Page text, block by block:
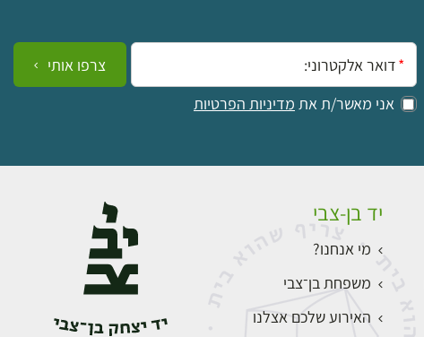
אימייל:
אני מאשר/ת את מדיניות הפרטיות
צרפו אותי
יד בן-צבי
מי אנחנו?
משפחת בן־צבי
האירוע שלכם אצלנו